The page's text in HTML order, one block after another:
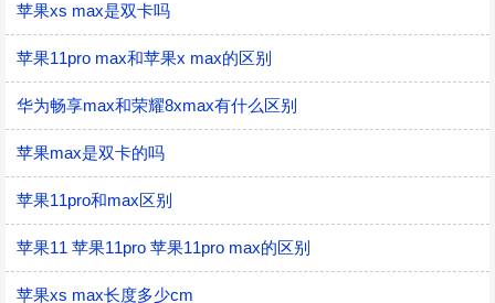
苹果xs max是双卡吗
苹果11pro max和苹果x max的区别
华为畅享max和荣耀8xmax有什么区别
苹果max是双卡的吗
苹果11pro和max区别
苹果11 苹果11pro 苹果11pro max的区别
苹果xs max长度多少cm